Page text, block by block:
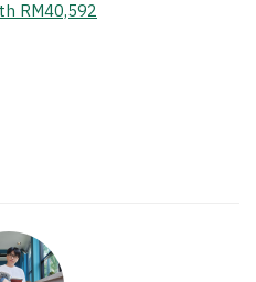
RM40,592